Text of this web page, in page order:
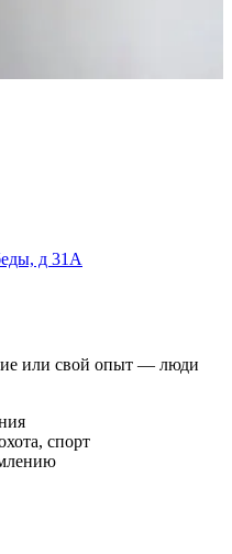
д 31А
или свой опыт — люди
спорт